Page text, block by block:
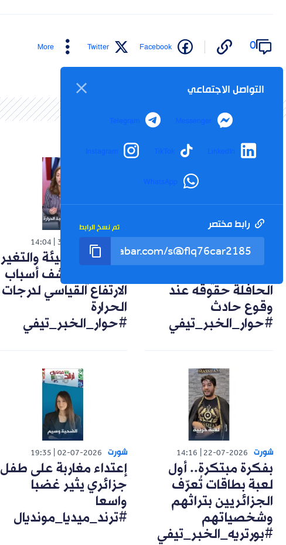
0
Facebook
Twitter
More
التواصل الاجتماعي
Messenger
Telegram
LinkedIn
TikTok
Instagram
WhatsApp
رابط مختصر تم نسخ الرابط
شورت
تعويضات وضمانات..
الحافلة حقوقه عند
وقوع حادث
#حوار_الخبر_تيفي
شورت 30-07-2026
14:04
خبيرة في البيئة والتغير
المناخي تكشف أسباب
الارتفاع القياسي لدرجات
الحرارة
#حوار_الخبر_تيفي
شورت 22-07-2026
14:16
بفكرة مبتكرة.. أول
لعبة بطاقات تُعرّف
الجزائريين بتراثهم
وشخصياتهم
#بورتريه_الخبر_تيفي
شورت 02-07-2026
19:35
إعتداء مغاربة على طفل
جزائري يثير غضبا
واسعا
#ترند_ميديا_مونديال